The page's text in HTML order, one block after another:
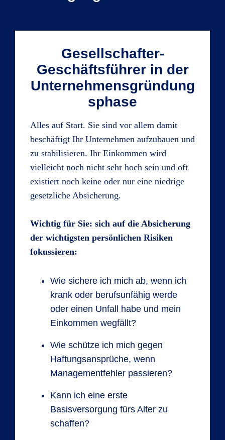
Gesellschafter-
Geschäftsführer in der
Unternehmensgründung
sphase
Alles auf Start. Sie sind vor allem damit
beschäftigt Ihr Unternehmen aufzubauen und
zu stabilisieren. Ihr Einkommen wird
vielleicht noch nicht sehr hoch sein und oft
existiert noch keine oder nur eine niedrige
gesetzliche Absicherung.
Wichtig für Sie: sich auf die Absicherung
der wichtigsten persönlichen Risiken
fokussieren:
Wie sichere ich mich ab, wenn ich
krank oder berufsunfähig werde
oder einen Unfall habe und mein
Einkommen wegfällt?
Wie schütze ich mich gegen
Haftungsansprüche, wenn
Managementfehler passieren?
Kann ich eine erste
Basisversorgung fürs Alter zu
schaffen?